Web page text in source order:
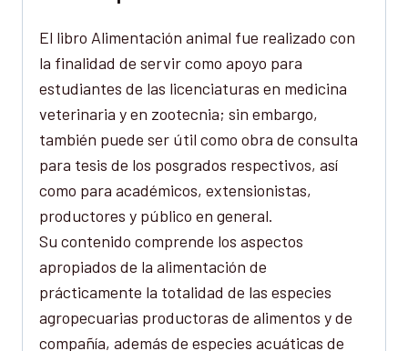
El libro Alimentación animal fue realizado con
la finalidad de servir como apoyo para
estudiantes de las licenciaturas en medicina
veterinaria y en zootecnia; sin embargo,
también puede ser útil como obra de consulta
para tesis de los posgrados respectivos, así
como para académicos, extensionistas,
productores y público en general.
Su contenido comprende los aspectos
apropiados de la alimentación de
prácticamente la totalidad de las especies
agropecuarias productoras de alimentos y de
compañía, además de especies acuáticas de